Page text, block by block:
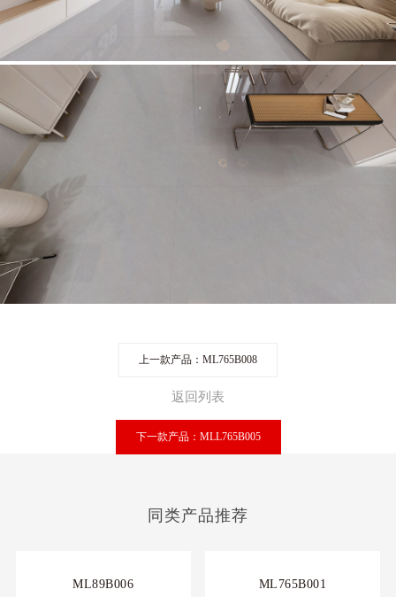
上一款产品：ML765B008
返回列表
下一款产品：MLL765B005
同类产品推荐
ML89B006 ML765B001